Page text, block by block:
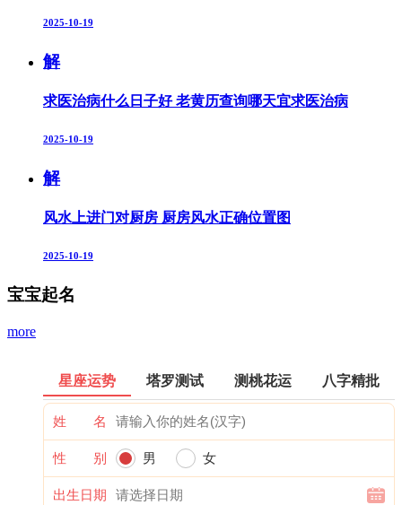
2025-10-19
解
求医治病什么日子好 老黄历查询哪天宜求医治病
2025-10-19
解
风水上进门对厨房 厨房风水正确位置图
2025-10-19
宝宝起名
more
星座运势 塔罗测试 测桃花运 八字精批
姓 名
性 别 男 女
出生日期